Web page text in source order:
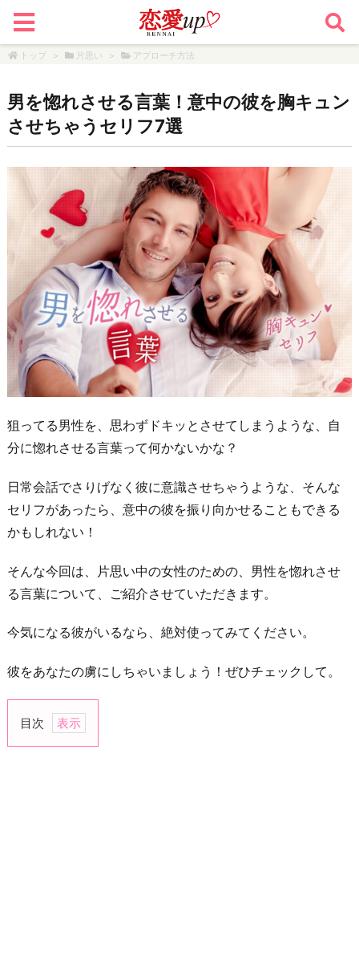
トップ > 片思い > アプローチ方法
男を惚れさせる言葉！意中の彼を胸キュン
させちゃうセリフ7選
狙ってる男性を、思わずドキッとさせてしまうような、自
分に惚れさせる言葉って何かないかな？
日常会話でさりげなく彼に意識させちゃうような、そんな
セリフがあったら、意中の彼を振り向かせることもできる
かもしれない！
そんな今回は、片思い中の女性のための、男性を惚れさせ
る言葉について、ご紹介させていただきます。
今気になる彼がいるなら、絶対使ってみてください。
彼をあなたの虜にしちゃいましょう！ぜひチェックして。
目次
1.